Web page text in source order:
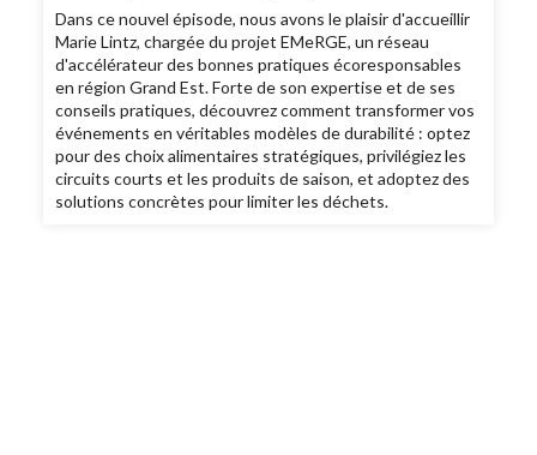
Dans ce nouvel épisode, nous avons le plaisir d'accueillir
Marie Lintz, chargée du projet EMeRGE, un réseau
d'accélérateur des bonnes pratiques écoresponsables
en région Grand Est. Forte de son expertise et de ses
conseils pratiques, découvrez comment transformer vos
événements en véritables modèles de durabilité : optez
pour des choix alimentaires stratégiques, privilégiez les
circuits courts et les produits de saison, et adoptez des
solutions concrètes pour limiter les déchets.